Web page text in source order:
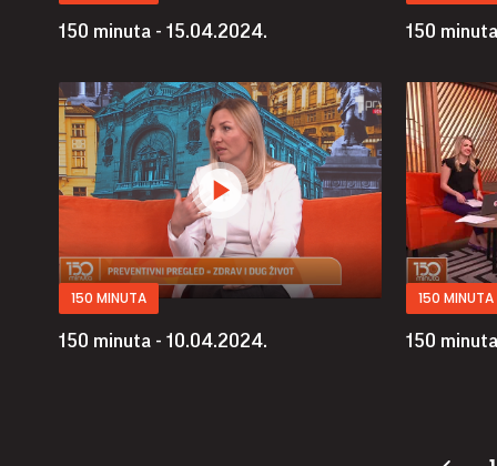
150 minuta - 15.04.2024. 150
150 MINUTA
150 minuta - 10.04.2024.
150 MINUTA
150